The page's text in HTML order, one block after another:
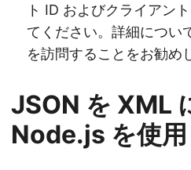
ト ID およびクライアン
てください。詳細につい
を訪問することをお勧め
JSON を XML
Node.js を使用